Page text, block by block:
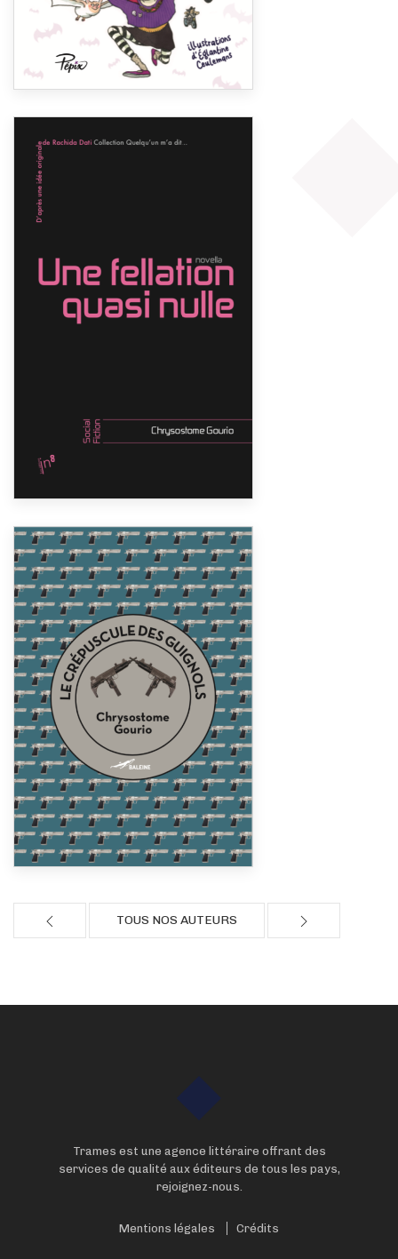
TOUS NOS AUTEURS
Trames est une agence littéraire offrant des
services de qualité aux éditeurs de tous les pays,
rejoignez-nous.
Mentions légales Crédits